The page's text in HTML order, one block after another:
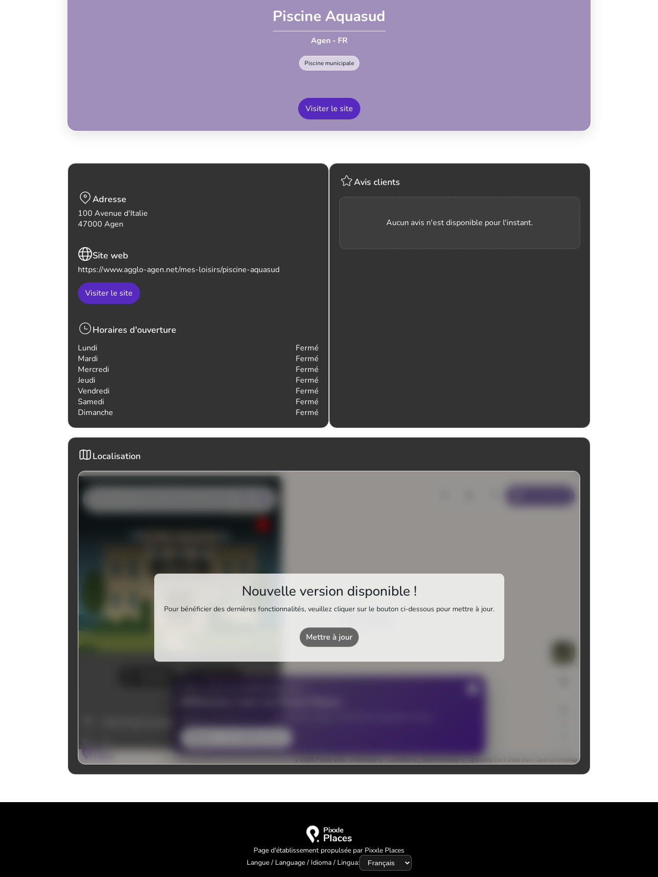
Piscine Aquasud
Agen - FR
Piscine municipale
Visiter le site
Adresse
100 Avenue d'Italie
47000 Agen
Site web
https://www.agglo-agen.net/mes-loisirs/piscine-aquasud
Visiter le site
Horaires d'ouverture
Lundi
Fermé
Mardi
Fermé
Mercredi
Fermé
Jeudi
Fermé
Vendredi
Fermé
Samedi
Fermé
Dimanche
Fermé
Avis clients
Aucun avis n'est disponible pour l'instant.
Localisation
Page d'établissement propulsée par Pixxle Places
Langue / Language / Idioma / Lingua: